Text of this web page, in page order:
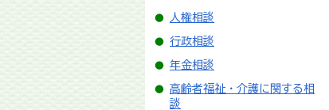
人権相談
行政相談
年金相談
高齢者福祉・介護に関する相
談